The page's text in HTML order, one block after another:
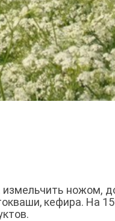
ножом,
кефира. На